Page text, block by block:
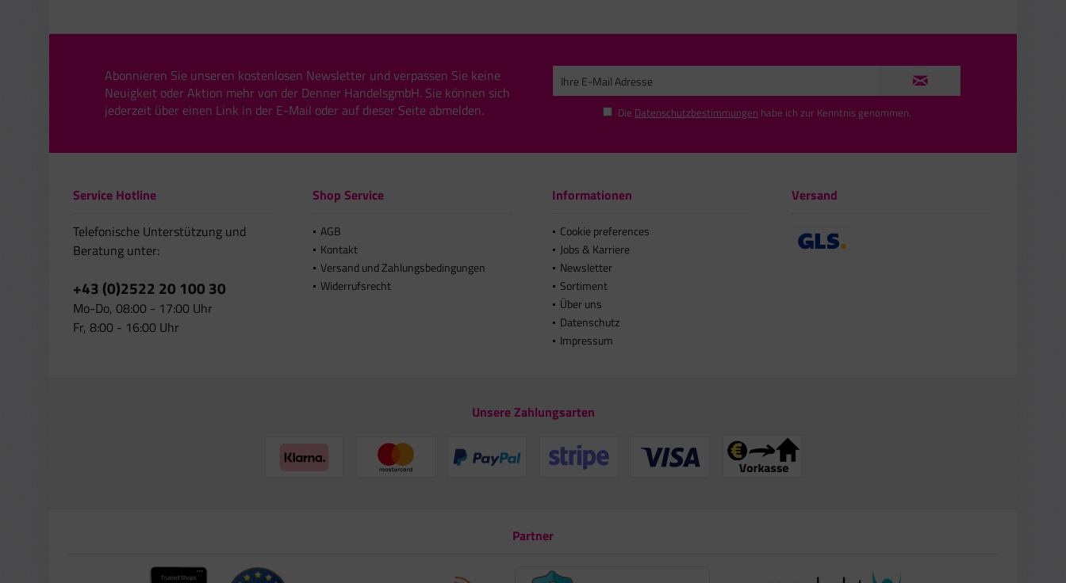
Abonnieren Sie unseren kostenlosen Newsletter und verpassen Sie keine
Neuigkeit oder Aktion mehr von der Denner HandelsgmbH. Sie können sich
jederzeit über einen Link in der E-Mail oder auf dieser Seite abmelden.
Die Datenschutzbestimmungen habe ich zur Kenntnis genommen.
Service Hotline
Telefonische Unterstützung und
Beratung unter:
+43 (0)2522 20 100 30
Mo-Do, 08:00 - 17:00 Uhr
Fr, 8:00 - 16:00 Uhr
Shop Service
AGB
Kontakt
Versand und Zahlungsbedingungen
Widerrufsrecht
Informationen
Cookie preferences
Jobs & Karriere
Newsletter
Sortiment
Über uns
Datenschutz
Impressum
Versand
Unsere Zahlungsarten
Partner